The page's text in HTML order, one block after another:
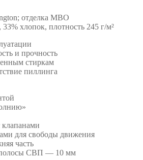
отделка МВО
хлопок, плотность 245 г/м²
и прочность
стиркам
пиллинга
для свободы движения
часть
полосы СВП — 10 мм